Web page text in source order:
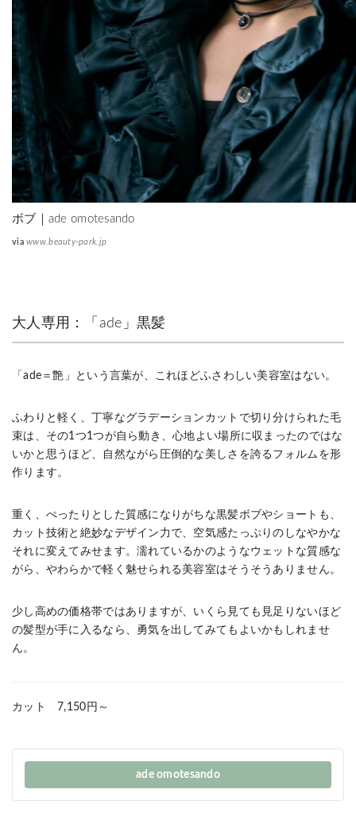
ボブ｜ade omotesando
viawww.beauty-park.jp
大人専用：「ade」黒髪
「ade＝艶」という言葉が、これほどふさわしい美容室はない。
ふわりと軽く、丁寧なグラデーションカットで切り分けられた毛
束は、その1つ1つが自ら動き、心地よい場所に収まったのではな
いかと思うほど、自然ながら圧倒的な美しさを誇るフォルムを形
作ります。
重く、ぺったりとした質感になりがちな黒髪ボブやショートも、
カット技術と絶妙なデザイン力で、空気感たっぷりのしなやかな
それに変えてみせます。濡れているかのようなウェットな質感な
がら、やわらかで軽く魅せられる美容室はそうそうありません。
少し高めの価格帯ではありますが、いくら見ても見足りないほど
の髪型が手に入るなら、勇気を出してみてもよいかもしれませ
ん。
カット 7,150円～
ade omotesando